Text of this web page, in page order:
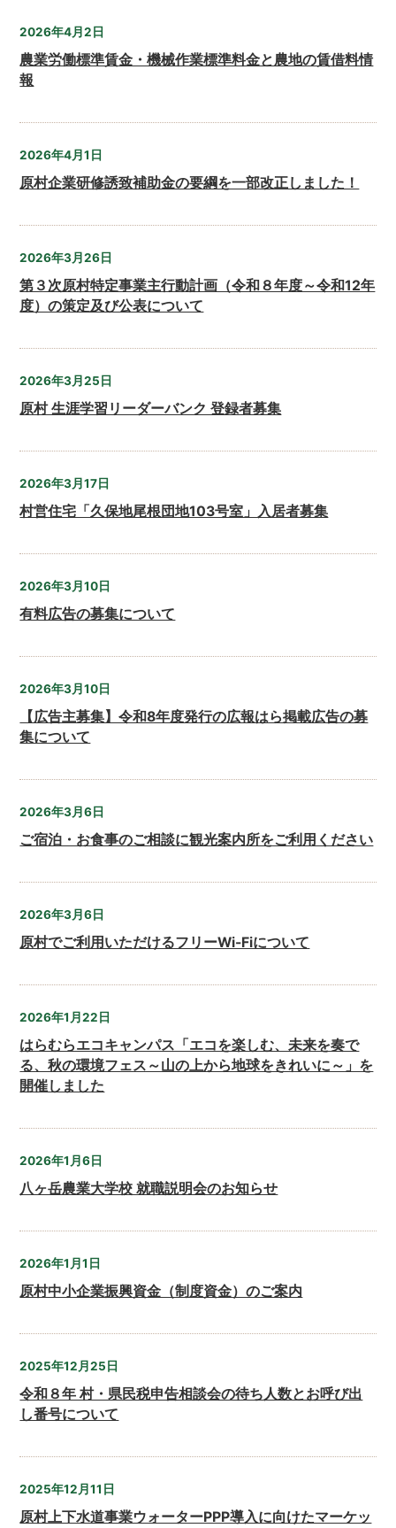
2026年4月2日
農業労働標準賃金・機械作業標準料金と農地の賃借料情
報
2026年4月1日
原村企業研修誘致補助金の要綱を一部改正しました！
2026年3月26日
第３次原村特定事業主行動計画（令和８年度～令和12年
度）の策定及び公表について
2026年3月25日
原村 生涯学習リーダーバンク 登録者募集
2026年3月17日
村営住宅「久保地尾根団地103号室」入居者募集
2026年3月10日
有料広告の募集について
2026年3月10日
【広告主募集】令和8年度発行の広報はら掲載広告の募
集について
2026年3月6日
ご宿泊・お食事のご相談に観光案内所をご利用ください
2026年3月6日
原村でご利用いただけるフリーWi-Fiについて
2026年1月22日
はらむらエコキャンパス「エコを楽しむ、未来を奏で
る、秋の環境フェス～山の上から地球をきれいに～」を
開催しました
2026年1月6日
八ヶ岳農業大学校 就職説明会のお知らせ
2026年1月1日
原村中小企業振興資金（制度資金）のご案内
2025年12月25日
令和８年 村・県民税申告相談会の待ち人数とお呼び出
し番号について
2025年12月11日
原村上下水道事業ウォーターPPP導入に向けたマーケッ